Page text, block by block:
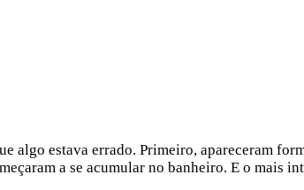
algo estava errado. Primeiro, apareceram
a se acumular no banheiro. E o mais